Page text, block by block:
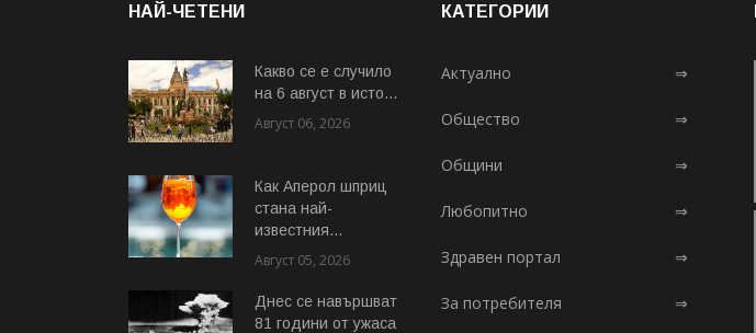
НАЙ-ЧЕТЕНИ
Какво се е случило
на 6 август в исто...
Август 06, 2026
Как Аперол шприц
стана най-
известния...
Август 05, 2026
Днес се навършват
81 години от ужаса
КАТЕГОРИИ
Актуално ⇒
Общество ⇒
Общини ⇒
Любопитно ⇒
Здравен портал ⇒
За потребителя ⇒